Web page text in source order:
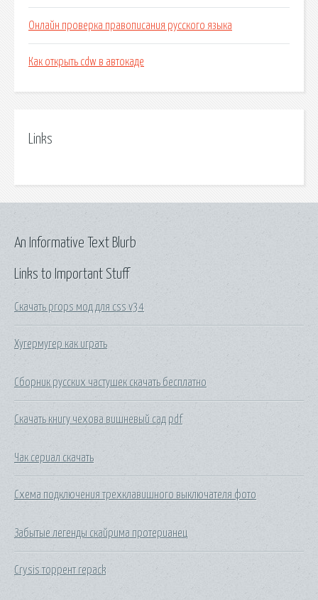
Онлайн проверка правописания русского языка
Как открыть cdw в автокаде
Links
Links to Important Stuff
Скачать props мод для css v34
Хугермугер как играть
Сборник русских частушек скачать бесплатно
Скачать книгу чехова вишневый сад pdf
Чак сериал скачать
Схема подключения трехклавишного выключателя фото
Забытые легенды скайрима протерианец
Crysis торрент repack
An Informative Text Blurb